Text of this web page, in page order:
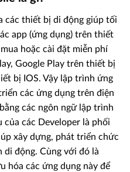
các thiết bị di động giúp tối
app (ứng dụng) trên thiết
hoặc cài đặt miễn phí
Google Play trên thiết bị
bị IOS. Vậy lập trình ứng
các ứng dụng trên điện
các ngôn ngữ lập trình
của các Developer là phối
xây dựng, phát triển chức
di động. Cùng với đó là
hóa các ứng dụng này để